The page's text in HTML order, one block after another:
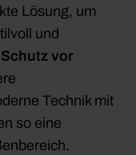
Lösung, um
und
Schutz vor
Technik mit
so eine